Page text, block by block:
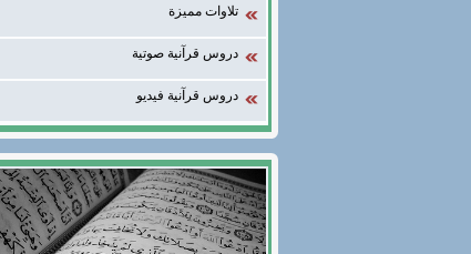
تلاوات مميزة
دروس قرآنية صوتية
دروس قرآنية فيديو